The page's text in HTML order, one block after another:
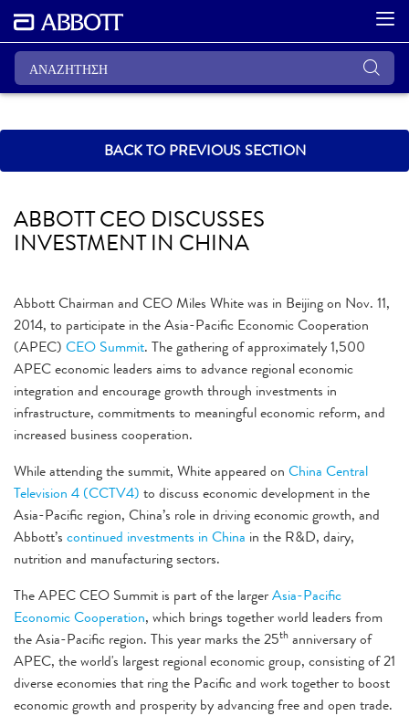
BACK TO PREVIOUS SECTION
ABBOTT CEO DISCUSSES
INVESTMENT IN CHINA
Abbott Chairman and CEO Miles White was in Beijing on Nov. 11,
2014, to participate in the Asia-Pacific Economic Cooperation
(APEC) CEO Summit. The gathering of approximately 1,500
APEC economic leaders aims to advance regional economic
integration and encourage growth through investments in
infrastructure, commitments to meaningful economic reform, and
increased business cooperation.
While attending the summit, White appeared on China Central
Television 4 (CCTV4) to discuss economic development in the
Asia-Pacific region, China’s role in driving economic growth, and
Abbott’s continued investments in China in the R&D, dairy,
nutrition and manufacturing sectors.
The APEC CEO Summit is part of the largerAsia-Pacific
Economic Cooperation, which brings together world leaders from
the Asia-Pacific region. This year marks the 25th anniversary of
APEC, the world's largest regional economic group, consisting of 21
diverse economies that ring the Pacific and work together to boost
economic growth and prosperity by advancing free and open trade.